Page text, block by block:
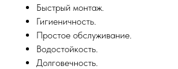
Быстрый монтаж.
Гигиеничность.
Простое обслуживание.
Водостойкость.
Долговечность.